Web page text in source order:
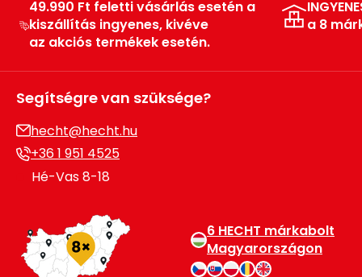
49.990 Ft feletti vásárlás esetén a
kiszállítás ingyenes, kivéve
az akciós termékek esetén.
a 8
Segítségre van szüksége?
hecht@hecht.hu
+36 1 951 4525
Hé-Vas 8-18
6 HECHT márkabolt
Magyarországon